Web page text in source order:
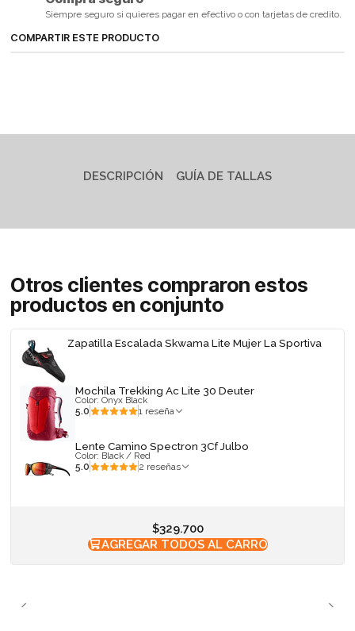
Siempre seguro si quieres pagar en efectivo o con tarjetas de credito.
COMPARTIR ESTE PRODUCTO
DESCRIPCIÓN GUÍA DE TALLAS
Otros clientes compraron estos
productos en conjunto
Zapatilla Escalada Skwama Lite Mujer La Sportiva
Mochila Trekking Ac Lite 30 Deuter
Color: Onyx Black
5.0
1 reseña
Lente Camino Spectron 3Cf Julbo
Color: Black / Red
5.0
2 reseñas
$329.700
AGREGAR TODOS AL CARRO